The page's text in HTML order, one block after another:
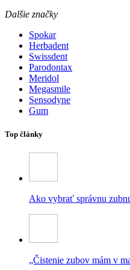
Dalšie značky
Spokar
Herbadent
Swissdent
Parodontax
Meridol
Megasmile
Sensodyne
Gum
Top články
Ako vybrať správnu
„Čistenie zubov mám v